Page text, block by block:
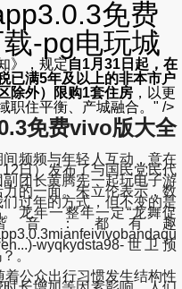
免费
-pg电玩城
》 ，规定自1月31日起，在
已满5年及以上的非本市户
除外）限购1套住房 ，以更
职住平衡、产城融合。 " />
免费vivo版大全
频频与年轻人互动，意在
日）发布了与国民党民代
团长黄腾宪一起玩电子游
的一面。朱立伦表示，数
过年的方式，但不变的是
龙年一整年一定“龙舞促
音：都有趣
wyqkydsta98-世卫预
。
公众出行习惯发生结构性